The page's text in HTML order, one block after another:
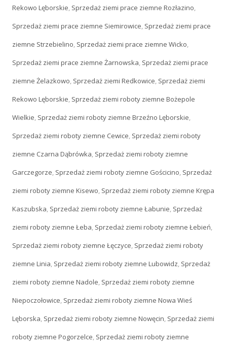
Rekowo Lęborskie, Sprzedaż ziemi prace ziemne Rozłazino,
Sprzedaż ziemi prace ziemne Siemirowice, Sprzedaż ziemi prace
ziemne Strzebielino, Sprzedaż ziemi prace ziemne Wicko,
Sprzedaż ziemi prace ziemne Żarnowska, Sprzedaż ziemi prace
ziemne Żelazkowo, Sprzedaż ziemi Redkowice, Sprzedaż ziemi
Rekowo Lęborskie, Sprzedaż ziemi roboty ziemne Bożepole
Wielkie, Sprzedaż ziemi roboty ziemne Brzeźno Lęborskie,
Sprzedaż ziemi roboty ziemne Cewice, Sprzedaż ziemi roboty
ziemne Czarna Dąbrówka, Sprzedaż ziemi roboty ziemne
Garczegorze, Sprzedaż ziemi roboty ziemne Gościcino, Sprzedaż
ziemi roboty ziemne Kisewo, Sprzedaż ziemi roboty ziemne Krępa
Kaszubska, Sprzedaż ziemi roboty ziemne Łabunie, Sprzedaż
ziemi roboty ziemne Łeba, Sprzedaż ziemi roboty ziemne Łebień,
Sprzedaż ziemi roboty ziemne Łęczyce, Sprzedaż ziemi roboty
ziemne Linia, Sprzedaż ziemi roboty ziemne Lubowidz, Sprzedaż
ziemi roboty ziemne Nadole, Sprzedaż ziemi roboty ziemne
Niepoczołowice, Sprzedaż ziemi roboty ziemne Nowa Wieś
Lęborska, Sprzedaż ziemi roboty ziemne Nowęcin, Sprzedaż ziemi
roboty ziemne Pogorzelce, Sprzedaż ziemi roboty ziemne